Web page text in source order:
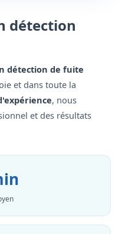
détection
détection de fuite
et dans toute la
, nous
et des résultats